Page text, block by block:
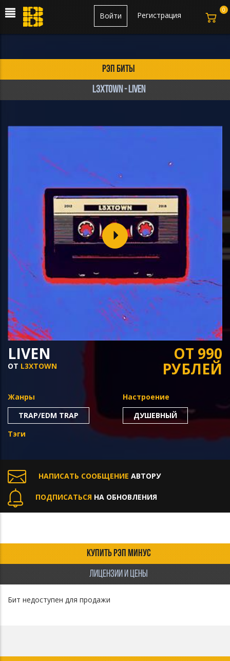
Регистрация
Войти
рэп биты
l3xtown - LIVEN
LIVEN
ОТ L3XTOWN
ОТ 990
РУБЛЕЙ
Жанры
TRAP/EDM TRAP
Настроение
ДУШЕВНЫЙ
Тэги
НАПИСАТЬ СООБЩЕНИЕ АВТОРУ
ПОДПИСАТЬСЯ НА ОБНОВЛЕНИЯ
КУПИТЬ РЭП МИНУС
ЛИЦЕНЗИИ И ЦЕНЫ
Бит недоступен для продажи
0